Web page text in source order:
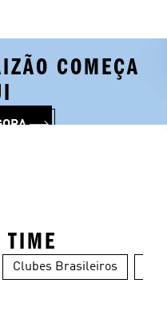
COMEÇA
TIME
Clubes Brasileiros